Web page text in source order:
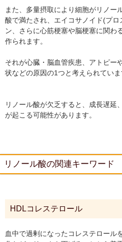
また、多量摂取により細胞がリノー
酸で満たされ、エイコサノイド(プ
ン、さらに心筋梗塞や脳梗塞に関わ
作られます。
それが心臓・脳血管疾患、アトピー
状などの原因の1つと考えられていま
リノール酸が欠乏すると、成長遅延
が起こる可能性があります。
リノール酸の関連キーワード
HDLコレステロール
血中で過剰になったコレステロール